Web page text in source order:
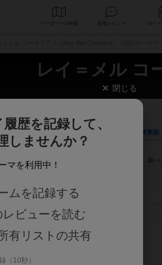
データベース
レイ＝メル コ
更新順
、メカニクス名を対象にフリーワード検索ができます
ゲームデザイナー名を指定して検索できます。
ゲームデザイナー
世界観や登場人物などモチーフ・
テーマ/フレーバー
閉じる
歴を記録して、
しませんか？
マを利用中！
ムを記録する
ビューを読む
有リストの共有
（10秒）